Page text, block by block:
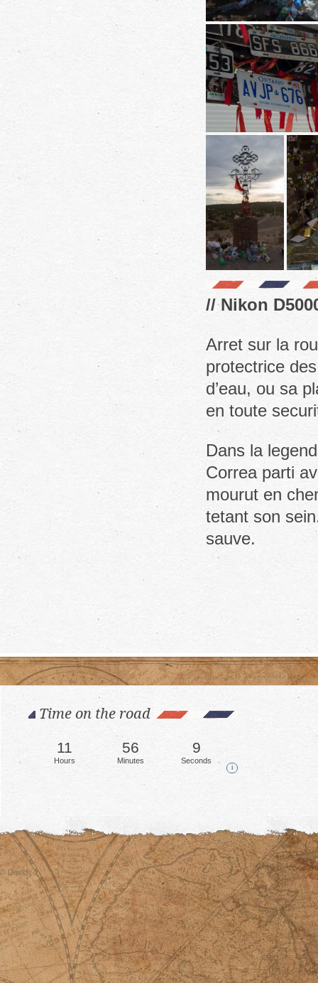
// Nikon
Arret sur la
protectrice
d’eau, ou sa
en toute
Dans la
Correa parti
mourut en
tetant son
sauve.
Time on the road
11
Hours
56
Minutes
10
Seconds
i
© David